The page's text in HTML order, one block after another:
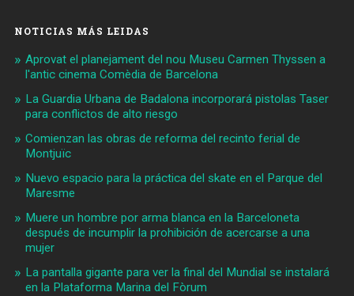
NOTICIAS MÁS LEIDAS
Aprovat el planejament del nou Museu Carmen Thyssen a
l'antic cinema Comèdia de Barcelona
La Guardia Urbana de Badalona incorporará pistolas Taser
para conflictos de alto riesgo
Comienzan las obras de reforma del recinto ferial de
Montjuïc
Nuevo espacio para la práctica del skate en el Parque del
Maresme
Muere un hombre por arma blanca en la Barceloneta
después de incumplir la prohibición de acercarse a una
mujer
La pantalla gigante para ver la final del Mundial se instalará
en la Plataforma Marina del Fòrum